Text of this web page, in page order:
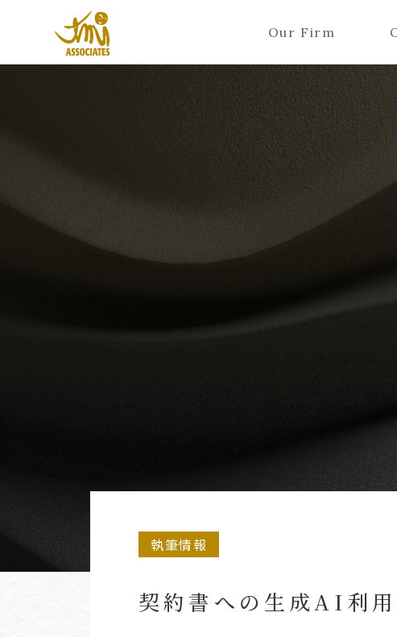
Our Firm
執筆情報
契約書への生成AI利